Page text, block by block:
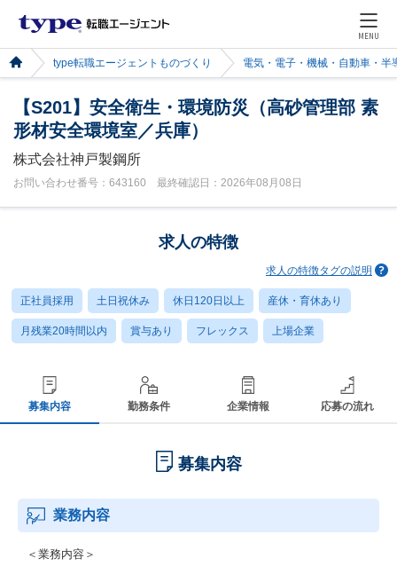
MENU
type転職エージェントものづくり 電気・電子・機械・自動車・半
【S201】安全衛生・環境防災（高砂管理部 素
形材安全環境室／兵庫）
株式会社神戸製鋼所
お問い合わせ番号：643160 最終確認日：2026年08月08日
求人の特徴
求人の特徴タグの説明
正社員採用 土日祝休み 休日120日以上 産休・育休あり
月残業20時間以内 賞与あり フレックス 上場企業
募集内容 勤務条件 企業情報 応募の流れ
募集内容
業務内容
＜業務内容＞